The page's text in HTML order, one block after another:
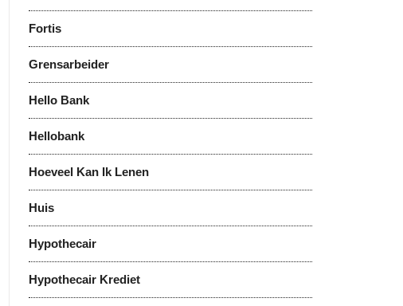
Fortis
Grensarbeider
Hello Bank
Hellobank
Hoeveel Kan Ik Lenen
Huis
Hypothecair
Hypothecair Krediet